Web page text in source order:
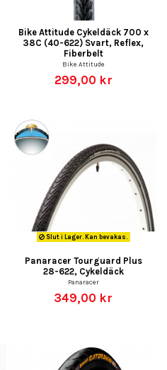
Bike Attitude Cykeldäck 700 x
38C (40-622) Svart, Reflex,
Fiberbelt
Bike Attitude
299,00 kr
Slut i Lager. Kan bevakas.
Panaracer Tourguard Plus
28-622, Cykeldäck
Panaracer
349,00 kr